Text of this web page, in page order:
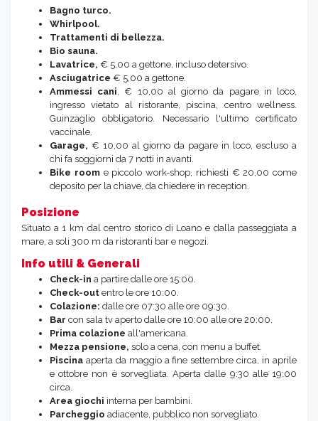
Bagno turco.
Whirlpool.
Trattamenti di bellezza.
Bio sauna.
Lavatrice, € 5,00 a gettone, incluso detersivo.
Asciugatrice € 5,00 a gettone.
Ammessi cani , € 10,00 al giorno da pagare in loco,
ingresso vietato al ristorante, piscina, centro wellness.
Guinzaglio obbligatorio. Necessario l'ultimo certificato
vaccinale.
Garage, € 10,00 al giorno da pagare in loco, escluso a
chi fa soggiorni da 7 notti in avanti.
Bike roome piccolo work-shop, richiesti € 20,00 come
deposito per la chiave, da chiedere in reception.
Posizione
Situato a 1 km dal centro storico di Loano e dalla passeggiata a
mare, a soli 300 m da ristoranti bar e negozi.
Info utili & Generali
Check-in a partire dalle ore 15:00.
Check-out entro le ore 10:00.
Colazione: dalle ore 07:30 alle ore 09:30.
Bar con sala tv aperto dalle ore 10:00 alle ore 20:00.
Prima colazione all'americana.
Mezza pensione, solo a cena, con menu a buffet.
Piscina aperta da maggio a fine settembre circa, in aprile
e ottobre non è sorvegliata. Aperta dalle 9:30 alle 19:00
circa.
Area giochi interna per bambini.
Parcheggio adiacente, pubblico non sorvegliato.